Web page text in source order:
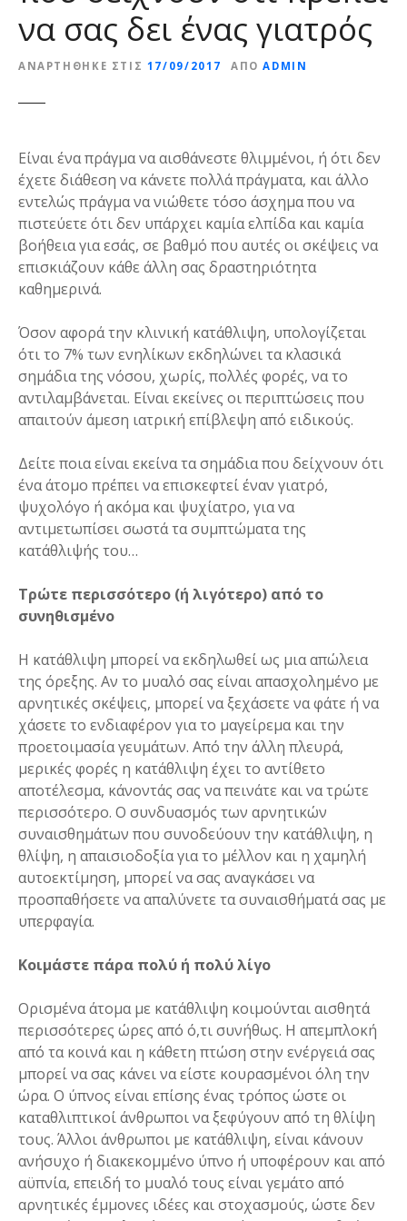
να σας δει ένας γιατρός
ΑΝΑΡΤΉΘΗΚΕ ΣΤΙΣ 17/09/2017 ΑΠΌ ADMIN
Είναι ένα πράγμα να αισθάνεστε θλιμμένοι, ή ότι δεν
έχετε διάθεση να κάνετε πολλά πράγματα, και άλλο
εντελώς πράγμα να νιώθετε τόσο άσχημα που να
πιστεύετε ότι δεν υπάρχει καμία ελπίδα και καμία
βοήθεια για εσάς, σε βαθμό που αυτές οι σκέψεις να
επισκιάζουν κάθε άλλη σας δραστηριότητα
καθημερινά.
Όσον αφορά την κλινική κατάθλιψη, υπολογίζεται
ότι το 7% των ενηλίκων εκδηλώνει τα κλασικά
σημάδια της νόσου, χωρίς, πολλές φορές, να το
αντιλαμβάνεται. Είναι εκείνες οι περιπτώσεις που
απαιτούν άμεση ιατρική επίβλεψη από ειδικούς.
Δείτε ποια είναι εκείνα τα σημάδια που δείχνουν ότι
ένα άτομο πρέπει να επισκεφτεί έναν γιατρό,
ψυχολόγο ή ακόμα και ψυχίατρο, για να
αντιμετωπίσει σωστά τα συμπτώματα της
κατάθλιψής του…
Τρώτε περισσότερο (ή λιγότερο) από το
συνηθισμένο
Η κατάθλιψη μπορεί να εκδηλωθεί ως μια απώλεια
της όρεξης. Αν το μυαλό σας είναι απασχολημένο με
αρνητικές σκέψεις, μπορεί να ξεχάσετε να φάτε ή να
χάσετε το ενδιαφέρον για το μαγείρεμα και την
προετοιμασία γευμάτων. Από την άλλη πλευρά,
μερικές φορές η κατάθλιψη έχει το αντίθετο
αποτέλεσμα, κάνοντάς σας να πεινάτε και να τρώτε
περισσότερο. Ο συνδυασμός των αρνητικών
συναισθημάτων που συνοδεύουν την κατάθλιψη, η
θλίψη, η απαισιοδοξία για το μέλλον και η χαμηλή
αυτοεκτίμηση, μπορεί να σας αναγκάσει να
προσπαθήσετε να απαλύνετε τα συναισθήματά σας με
υπερφαγία.
Κοιμάστε πάρα πολύ ή πολύ λίγο
Ορισμένα άτομα με κατάθλιψη κοιμούνται αισθητά
περισσότερες ώρες από ό,τι συνήθως. Η απεμπλοκή
από τα κοινά και η κάθετη πτώση στην ενέργειά σας
μπορεί να σας κάνει να είστε κουρασμένοι όλη την
ώρα. Ο ύπνος είναι επίσης ένας τρόπος ώστε οι
καταθλιπτικοί άνθρωποι να ξεφύγουν από τη θλίψη
τους. Άλλοι άνθρωποι με κατάθλιψη, είναι κάνουν
ανήσυχο ή διακεκομμένο ύπνο ή υποφέρουν και από
αϋπνία, επειδή το μυαλό τους είναι γεμάτο από
αρνητικές έμμονες ιδέες και στοχασμούς, ώστε δεν